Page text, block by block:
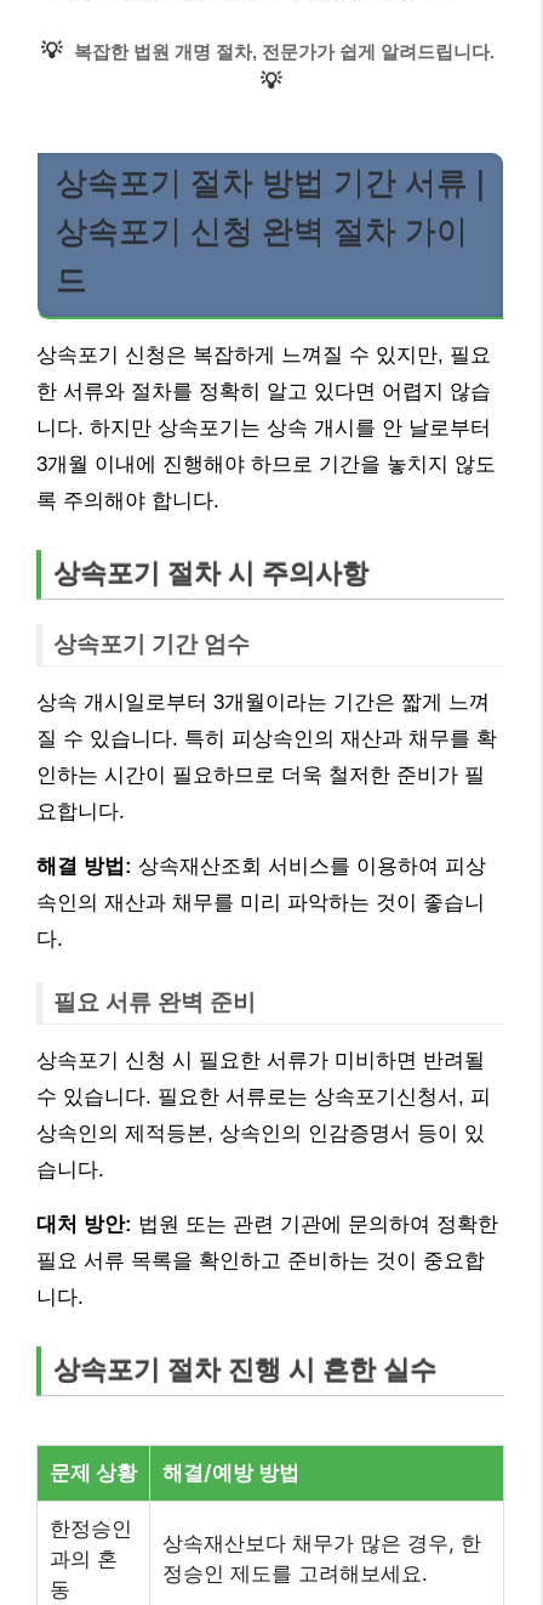
💡 복잡한 법원 개명 절차, 전문가가 쉽게 알려드립니다.
💡
상속포기 절차 방법 기간 서류 |
상속포기 신청 완벽 절차 가이
드
상속포기 신청은 복잡하게 느껴질 수 있지만, 필요
한 서류와 절차를 정확히 알고 있다면 어렵지 않습
니다. 하지만 상속포기는 상속 개시를 안 날로부터
3개월 이내에 진행해야 하므로 기간을 놓치지 않도
록 주의해야 합니다.
상속포기 절차 시 주의사항
상속포기 기간 엄수
상속 개시일로부터 3개월이라는 기간은 짧게 느껴
질 수 있습니다. 특히 피상속인의 재산과 채무를 확
인하는 시간이 필요하므로 더욱 철저한 준비가 필
요합니다.
해결 방법: 상속재산조회 서비스를 이용하여 피상
속인의 재산과 채무를 미리 파악하는 것이 좋습니
다.
필요 서류 완벽 준비
상속포기 신청 시 필요한 서류가 미비하면 반려될
수 있습니다. 필요한 서류로는 상속포기신청서, 피
상속인의 제적등본, 상속인의 인감증명서 등이 있
습니다.
대처 방안: 법원 또는 관련 기관에 문의하여 정확한
필요 서류 목록을 확인하고 준비하는 것이 중요합
니다.
상속포기 절차 진행 시 흔한 실수
문제 상황 해결/예방 방법
한정승인
과의 혼
동
상속재산보다 채무가 많은 경우, 한
정승인 제도를 고려해보세요.